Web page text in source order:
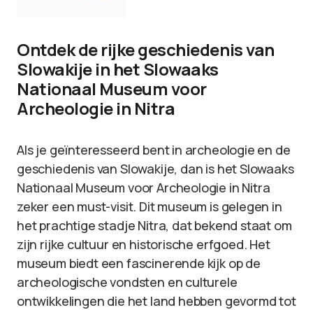
Ontdek de rijke geschiedenis van
Slowakije in het Slowaaks
Nationaal Museum voor
Archeologie in Nitra
Als je geïnteresseerd bent in archeologie en de
geschiedenis van Slowakije, dan is het Slowaaks
Nationaal Museum voor Archeologie in Nitra
zeker een must-visit. Dit museum is gelegen in
het prachtige stadje Nitra, dat bekend staat om
zijn rijke cultuur en historische erfgoed. Het
museum biedt een fascinerende kijk op de
archeologische vondsten en culturele
ontwikkelingen die het land hebben gevormd tot